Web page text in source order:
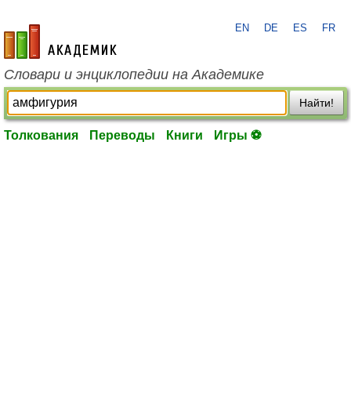
academic.ru
EN DE ES FR
Словари и энциклопедии на Академике
Найти!
Толкования Переводы Книги Игры ⚽